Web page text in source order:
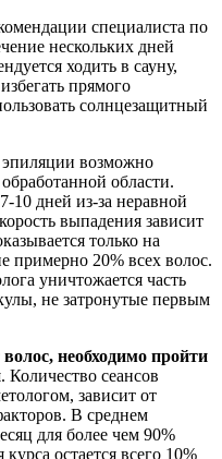
специалиста по
нескольких дней
ходить в сауну,
прямого
солнцезащитный
возможно
области.
10 дней из-за неравной
выпадения зависит
только на
примерно 20% всех волос.
уничтожается часть
не затронутые первым
необходимо пройти
. Количество сеансов
зависит от
В среднем
для более чем 90%
остается всего 10%